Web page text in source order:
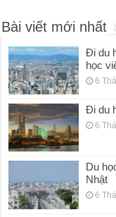
Bài viết mới nhất
Đi du
học
6
Đi du
6
Du
Nhật
6